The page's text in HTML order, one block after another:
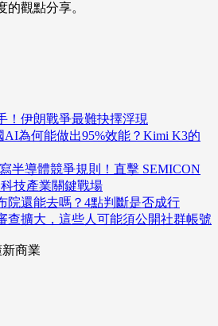
的觀點分享。
！伊朗戰爭最難抉擇浮現
AI為何能做出95%效能？Kimi K3的
半導體競爭規則！直擊 SEMICON
技產業關鍵戰場
院還能去嗎？4點判斷是否成行
查擴大，這些人可能須公開社群帳號
商業